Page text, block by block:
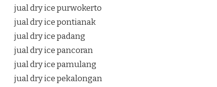
jual dry ice purwokerto
jual dry ice pontianak
jual dry ice padang
jual dry ice pancoran
jual dry ice pamulang
jual dry ice pekalongan